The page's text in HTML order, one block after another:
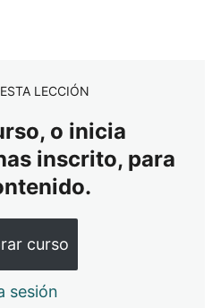
errores
críticas
ver conmigo
ver conmigo
LECCIÓN
o inicia
inscrito, para
curso
sesión